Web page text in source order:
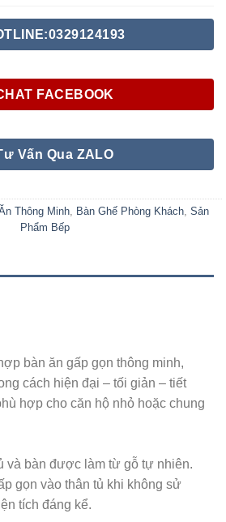
FACEBOOK
Vấn Qua ZALO
Thông Minh, Bàn Ghế Phòng Khách, Sản
Phẩm Bếp
bàn ăn gấp gọn thông minh,
cách hiện đại – tối giản – tiết
hợp cho căn hộ nhỏ hoặc chung
và bàn được làm từ gỗ tự nhiên.
gọn vào thân tủ khi không sử
tích đáng kể.